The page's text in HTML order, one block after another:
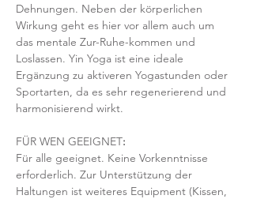
Dehnungen. Neben der körperlichen
Wirkung geht es hier vor allem auch um
das mentale Zur-Ruhe-kommen und
Loslassen. Yin Yoga ist eine ideale
Ergänzung zu aktiveren Yogastunden oder
Sportarten, da es sehr regenerierend und
harmonisierend wirkt.
FÜR WEN GEEIGNET:
Für alle geeignet. Keine Vorkenntnisse
erforderlich. Zur Unterstützung der
Haltungen ist weiteres Equipment (Kissen,